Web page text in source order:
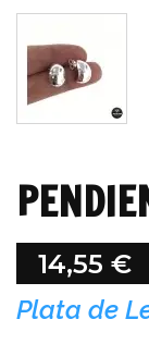
14,55 €
Plata de